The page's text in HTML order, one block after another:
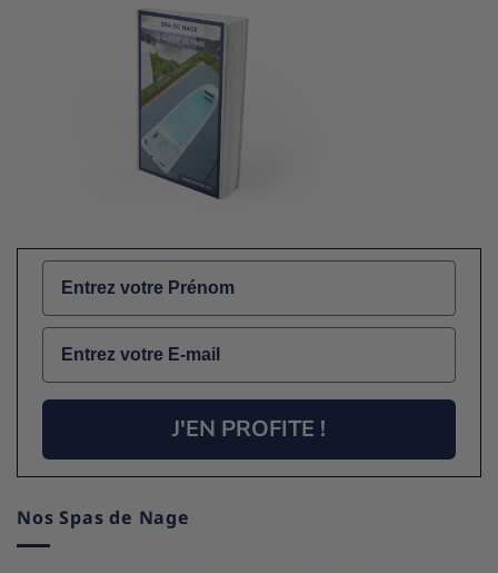
Name
Email
J'EN PROFITE !
Nos Spas de Nage